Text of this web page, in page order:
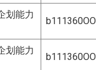
划能力
b111360OO
划能力
b111360OO